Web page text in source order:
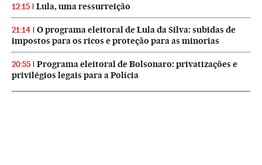
12:15 Lula, uma ressurreição
21:14
O programa eleitoral de Lula da Silva: subidas de
impostos para os ricos e proteção para as minorias
20:55
Programa eleitoral de Bolsonaro: privatizações e
privilégios legais para a Polícia